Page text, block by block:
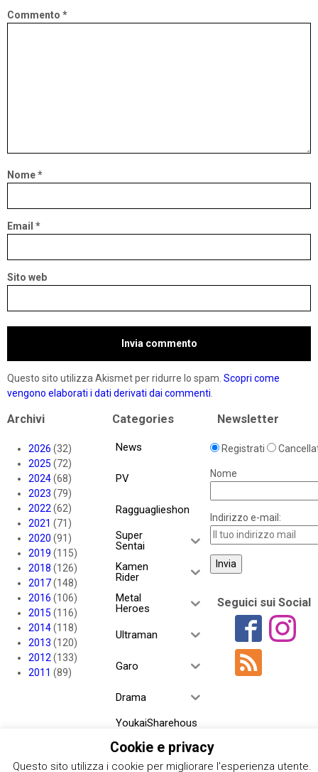
Commento *
Nome*
Email *
Sito web
Questo sito utilizza Akismet per ridurre lo spam. Scopri come
vengono elaborati i dati derivati dai commenti.
Archivi
2026 (32)
2025 (72)
2024(68)
2023 (79)
2022(62)
2021 (71)
2020 (91)
2019 (115)
2018 (126)
2017(148)
2016 (106)
2015 (116)
2014(118)
2013 (120)
2012(133)
2011 (89)
Categories
News
PV
Ragguaglieshon
Super
Sentai
Kamen
Rider
Metal
Heroes
Ultraman
Garo
Drama
YoukaiSharehous
Project RED
Newsletter
Registrati
Nome
Indirizzo e-mail:
Seguici sui Social
Cookie e privacy
Questo sito utilizza i cookie per migliorare l'esperienza utente.